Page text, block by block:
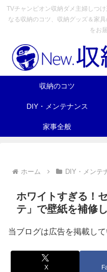
TVチャンピオン収納ダメ主婦しつ
なる収納のコツ、収納グッズ＆家
をお
収納のコツ
DIY・メンテナンス
家事全般
ホーム DIY・メンテ
ホワイトすぎる！
テ」で壁紙を補修
当ブログは広告を掲載し
X